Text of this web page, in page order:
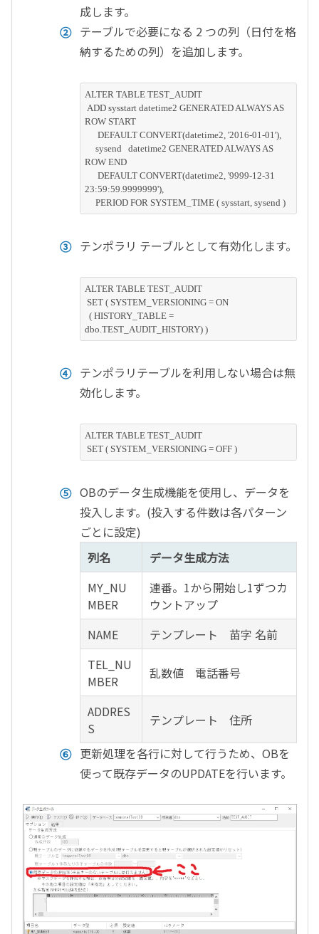
成します。
テーブルで必要になる 2 つの列（日付を格
納するための列）を追加します。
ALTER TABLE TEST_AUDIT
ADD sysstart datetime2 GENERATED ALWAYS AS
ROW START
DEFAULT CONVERT(datetime2, '2016-01-01'),
sysend   datetime2 GENERATED ALWAYS AS
ROW END
DEFAULT CONVERT(datetime2, '9999-12-31
23:59:59.9999999'),
テンポラリ テーブルとして有効化します。
ALTER TABLE TEST_AUDIT
SET ( SYSTEM_VERSIONING = ON
( HISTORY_TABLE =
テンポラリテーブルを利用しない場合は無
効化します。
ALTER TABLE TEST_AUDIT
OBのデータ生成機能を使用し、データを
投入します。(投入する件数は各パターン
ごとに設定)
列名
データ生成方法
MY_NU
MBER
連番。1から開始し1ずつカ
ウントアップ
NAME
テンプレート 苗字 名前
TEL_NU
MBER
乱数値 電話番号
ADDRES
S
テンプレート 住所
更新処理を各行に対して行うため、OBを
使って既存データのUPDATEを行います。